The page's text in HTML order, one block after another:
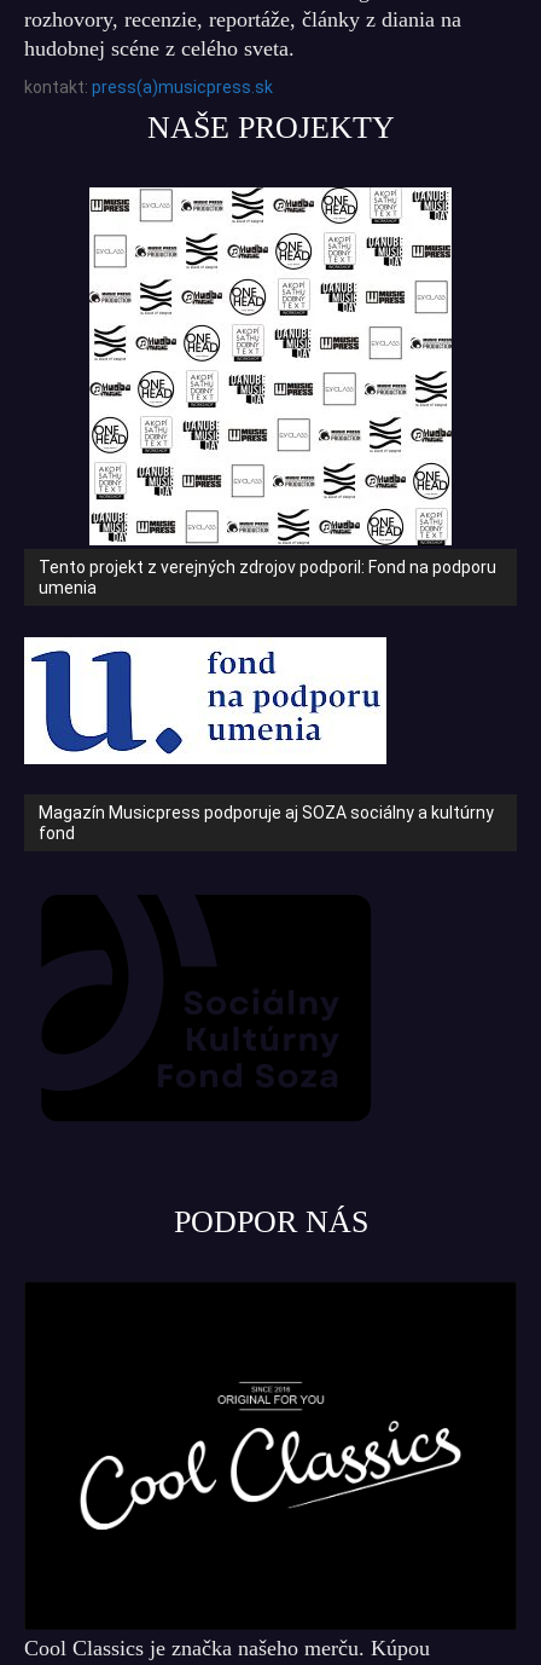
rozhovory, recenzie, reportáže, články z diania na
hudobnej scéne z celého sveta.
kontakt: press(a)musicpress.sk
NAŠE PROJEKTY
Tento projekt z verejných zdrojov podporil: Fond na podporu
umenia
Magazín Musicpress podporuje aj SOZA sociálny a kultúrny
fond
PODPOR NÁS
Cool Classics je značka našeho merču. Kúpou